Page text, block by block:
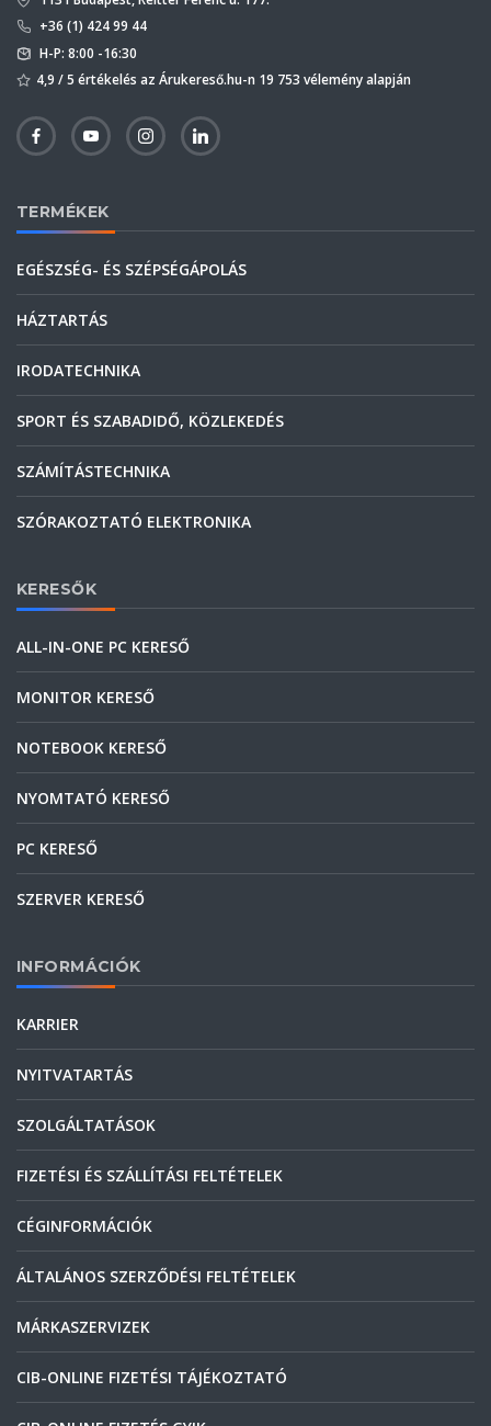
+36 (1) 424 99 44
H-P: 8:00 -16:30
4,9 / 5 értékelés az Árukereső.hu-n 19 753 vélemény alapján
TERMÉKEK
EGÉSZSÉG- ÉS SZÉPSÉGÁPOLÁS
HÁZTARTÁS
IRODATECHNIKA
SPORT ÉS SZABADIDŐ, KÖZLEKEDÉS
SZÁMÍTÁSTECHNIKA
SZÓRAKOZTATÓ ELEKTRONIKA
KERESŐK
ALL-IN-ONE PC KERESŐ
MONITOR KERESŐ
NOTEBOOK KERESŐ
NYOMTATÓ KERESŐ
PC KERESŐ
SZERVER KERESŐ
INFORMÁCIÓK
KARRIER
NYITVATARTÁS
SZOLGÁLTATÁSOK
FIZETÉSI ÉS SZÁLLÍTÁSI FELTÉTELEK
CÉGINFORMÁCIÓK
ÁLTALÁNOS SZERZŐDÉSI FELTÉTELEK
MÁRKASZERVIZEK
CIB-ONLINE FIZETÉSI TÁJÉKOZTATÓ